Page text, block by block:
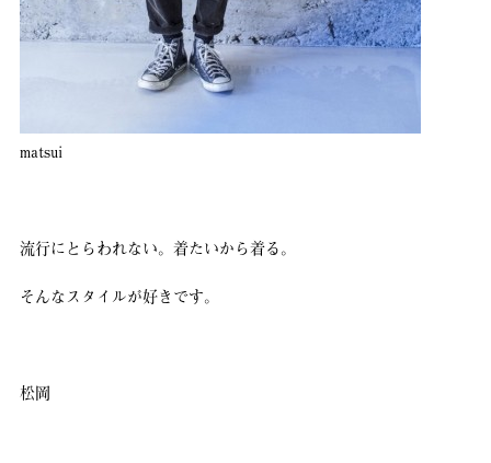
matsui
流行にとらわれない。着たいから着る。
そんなスタイルが好きです。
松岡